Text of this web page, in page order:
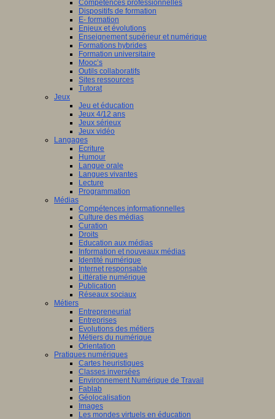
Compétences professionnelles
Dispositifs de formation
E- formation
Enjeux et évolutions
Enseignement supérieur et numérique
Formations hybrides
Formation universitaire
Mooc’s
Outils collaboratifs
Sites ressources
Tutorat
Jeux
Jeu et éducation
Jeux 4/12 ans
Jeux sérieux
Jeux vidéo
Langages
Ecriture
Humour
Langue orale
Langues vivantes
Lecture
Programmation
Médias
Compétences informationnelles
Culture des médias
Curation
Droits
Education aux médias
Information et nouveaux médias
Identité numérique
Internet responsable
Littératie numérique
Publication
Réseaux sociaux
Métiers
Entrepreneuriat
Entreprises
Evolutions des métiers
Métiers du numérique
Orientation
Pratiques numériques
Cartes heuristiques
Classes inversées
Environnement Numérique de Travail
Fablab
Géolocalisation
Images
Les mondes virtuels en éducation